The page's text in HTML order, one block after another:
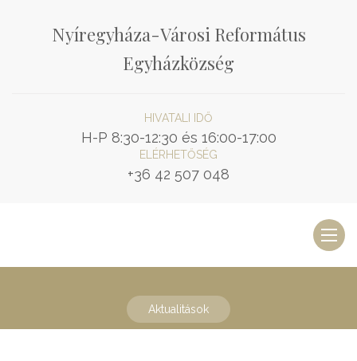
Nyíregyháza-Városi Református
Egyházközség
HIVATALI IDŐ
H-P 8:30-12:30 és 16:00-17:00
ELÉRHETŐSÉG
+36 42 507 048
Aktualitások